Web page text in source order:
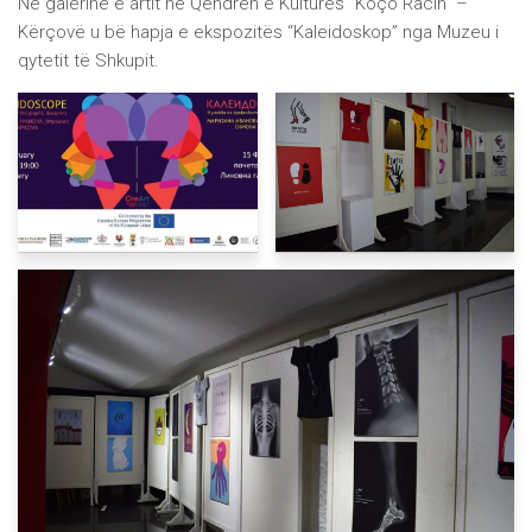
Kërçovë u bë hapja e ekspozitës “Kaleidoskop” nga Muzeu i
qytetit të Shkupit.